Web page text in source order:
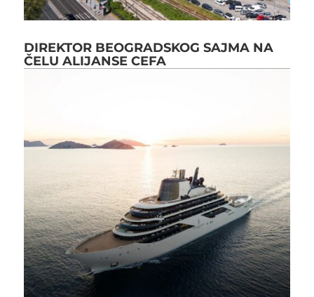
DIREKTOR BEOGRADSKOG SAJMA NA
ČELU ALIJANSE CEFA